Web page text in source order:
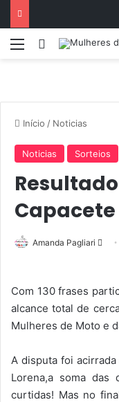
Menu Entrar
Início / Noticias
Noticias Sorteios
Capacete
Amanda Pagliari
d
e
u
e
-
m
Com 130 frases
alcance total de
Mulheres de Moto e
A disputa foi
Lorena,a soma das
curtidas! Mas no